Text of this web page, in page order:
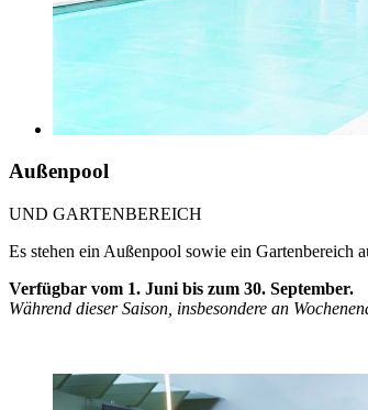
Außenpool
UND GARTENBEREICH
Es stehen ein Außenpool sowie ein Gartenbereich
Verfügbar vom 1. Juni bis zum 30. September.
Während dieser Saison, insbesondere an